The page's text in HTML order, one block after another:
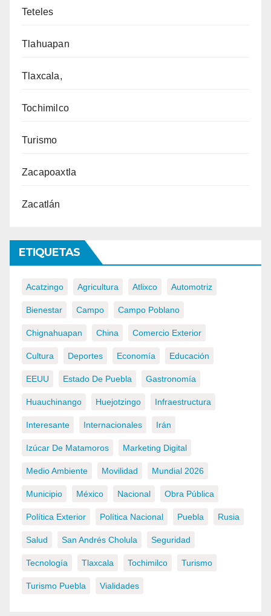
Teteles
Tlahuapan
Tlaxcala,
Tochimilco
Turismo
Zacapoaxtla
Zacatlán
ETIQUETAS
Acatzingo Agricultura Atlixco Automotriz
Bienestar Campo Campo Poblano
Chignahuapan China Comercio Exterior
Cultura Deportes Economía Educación
EEUU Estado De Puebla Gastronomía
Huauchinango Huejotzingo Infraestructura
Interesante Internacionales Irán
Izúcar De Matamoros Marketing Digital
Medio Ambiente Movilidad Mundial 2026
Municipio México Nacional Obra Pública
Política Exterior Política Nacional Puebla Rusia
Salud San Andrés Cholula Seguridad
Tecnología Tlaxcala Tochimilco Turismo
Turismo Puebla Vialidades